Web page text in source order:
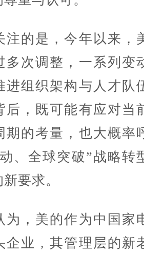
的是，今年以来，
多次调整，一系列变
进组织架构与人才队
后，既可能有应对当
期的考量，也大概率
、全球突破”战略转
要求。
，美的作为中国家
企业，其管理层的新